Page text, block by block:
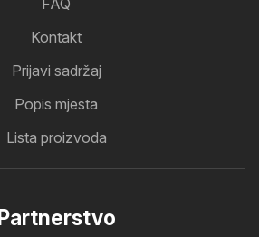
Kontakt
Prijavi sadržaj
Popis mjesta
Lista proizvoda
Partnerstvo